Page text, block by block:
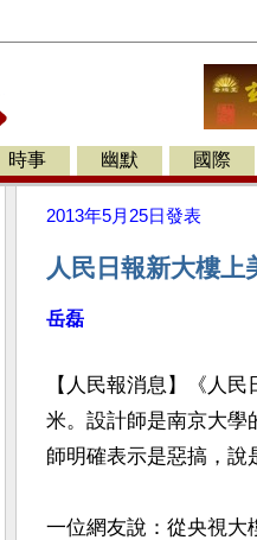
時事 幽默 國際
2013年5月25日發表
人民日報新大樓上
岳磊
【人民報消息】《人
米。設計師是南京大學
師明確表示是惡搞，說
一位網友說：從央視大